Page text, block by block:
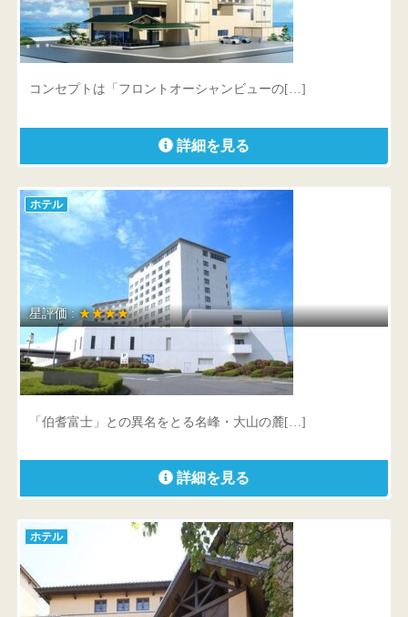
皆生游月
鳥取県 米子市皆生温泉3-11-1
コンセプトは「フロントオーシャンビューの[…]
詳細を見る
ホテル
星評価 :★★★★
ロイヤルホテル 大山
鳥取県 西伯郡伯耆町丸山中祖1647-13
「伯耆富士」との異名をとる名峰・大山の麓[…]
詳細を見る
ホテル